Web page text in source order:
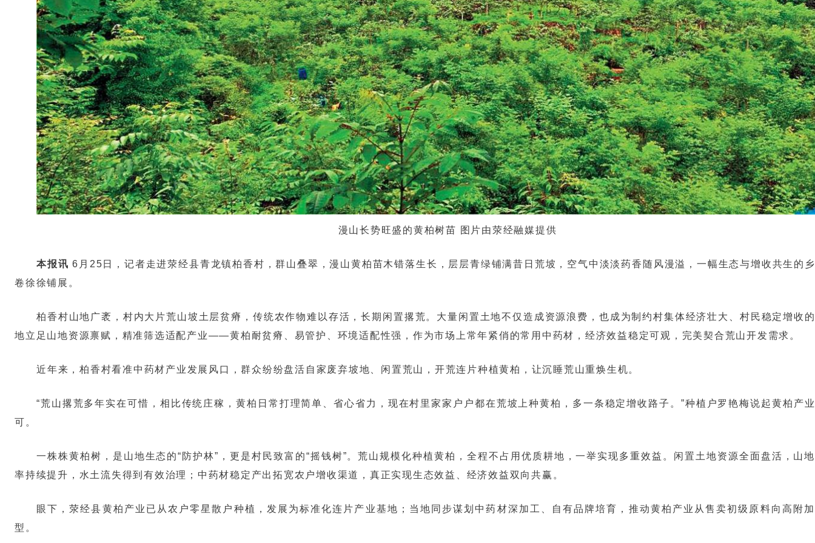
漫山长势旺盛的黄柏树苗 图片由荥经融媒提供
本报讯 6月25日，记者走进荥经县青龙镇柏香村，群山叠翠，漫山黄柏苗木错落生长，层层青绿铺满昔日荒坡，空气中淡淡药香随风漫溢，一幅生态与增收共生的
卷徐徐铺展。
柏香村山地广袤，村内大片荒山坡土层贫瘠，传统农作物难以存活，长期闲置撂荒。大量闲置土地不仅造成资源浪费，也成为制约村集体经济壮大、村民稳定增收
地立足山地资源禀赋，精准筛选适配产业——黄柏耐贫瘠、易管护、环境适配性强，作为市场上常年紧俏的常用中药材，经济效益稳定可观，完美契合荒山开发需求。
近年来，柏香村看准中药材产业发展风口，群众纷纷盘活自家废弃坡地、闲置荒山，开荒连片种植黄柏，让沉睡荒山重焕生机。
“荒山撂荒多年实在可惜，相比传统庄稼，黄柏日常打理简单、省心省力，现在村里家家户户都在荒坡上种黄柏，多一条稳定增收路子。”种植户罗艳梅说起黄柏产
可。
一株株黄柏树，是山地生态的“防护林”，更是村民致富的“摇钱树”。荒山规模化种植黄柏，全程不占用优质耕地，一举实现多重效益。闲置土地资源全面盘活，山
率持续提升，水土流失得到有效治理；中药材稳定产出拓宽农户增收渠道，真正实现生态效益、经济效益双向共赢。
眼下，荥经县黄柏产业已从农户零星散户种植，发展为标准化连片产业基地；当地同步谋划中药材深加工、自有品牌培育，推动黄柏产业从售卖初级原料向高附
型。